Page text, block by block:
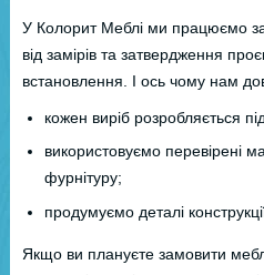
У Колорит Меблі ми працюємо
від замірів та затвердження
встановлення. І ось чому нам
кожен виріб розробляється
використовуємо перевірені
фурнітуру;
продумуємо деталі
Якщо ви плануєте замовити